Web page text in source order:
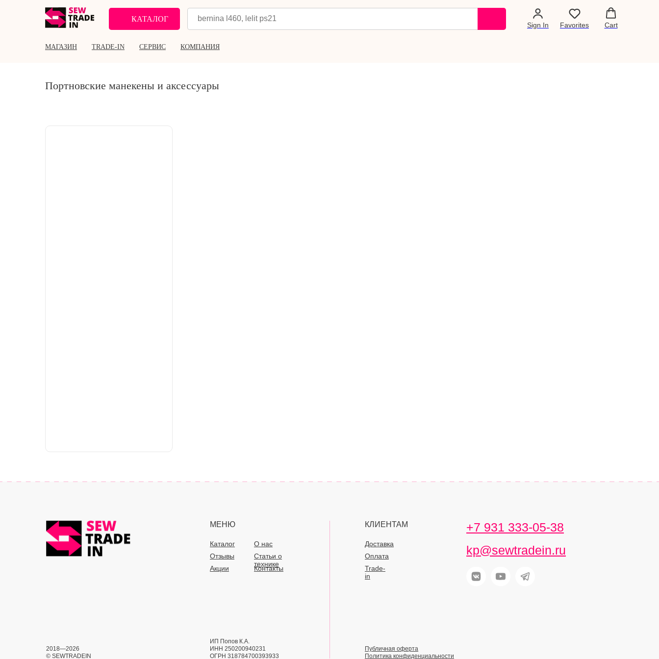
КАТАЛОГ
Sign In Favorites Cart
МАГАЗИН TRADE-IN СЕРВИС КОМПАНИЯ
Портновские манекены и аксессуары
МЕНЮ КЛИЕНТАМ
Каталог О нас
Доставка
Статьи о
технике
Оплата
Отзывы
Акции
Контакты
Trade-
in
+7 931 333-05-38
kp@sewtradein.ru
ИП Попов К.А.
ИНН 250200940231
ОГРН 318784700393933
Политика конфиденциальности
Публичная оферта
2018—2026
© SEWTRADEIN